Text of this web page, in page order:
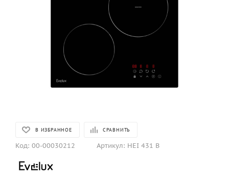
В ИЗБРАННОЕ СРАВНИТЬ
Код: 00-00030212 Артикул: HEI 431 B